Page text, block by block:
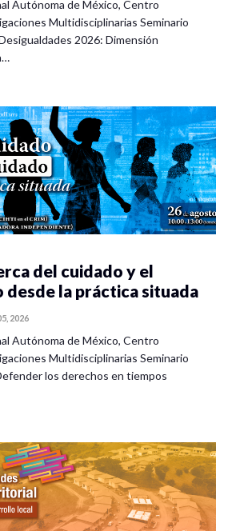
Autónoma de México, Centro
Multidisciplinarias Seminario
2026: Dimensión
del cuidado y el
desde la práctica situada
2026
Autónoma de México, Centro
Multidisciplinarias Seminario
los derechos en tiempos